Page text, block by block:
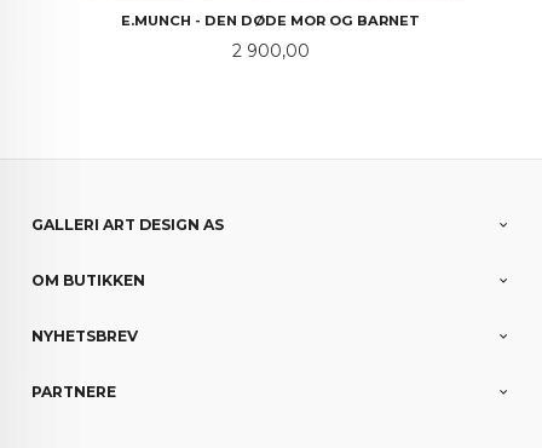
E.MUNCH - DEN DØDE MOR OG BARNET
Pris
2 900,00
GALLERI ART DESIGN AS
OM BUTIKKEN
NYHETSBREV
PARTNERE